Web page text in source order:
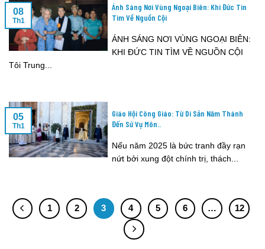
Ánh Sáng Nơi Vùng Ngoại Biên: Khi Đức Tin
Tìm Về Nguồn Cội
ÁNH SÁNG NƠI VÙNG NGOẠI BIÊN:
KHI ĐỨC TIN TÌM VỀ NGUỒN CỘI
Tôi Trung...
08
Th1
Giáo Hội Công Giáo: Từ Di Sản Năm Thánh
Đến Sứ Vụ Môn..
Nếu năm 2025 là bức tranh đầy rạn
nứt bởi xung đột chính trị, thách...
05
Th1
1 2 3 4 5 6 … 12